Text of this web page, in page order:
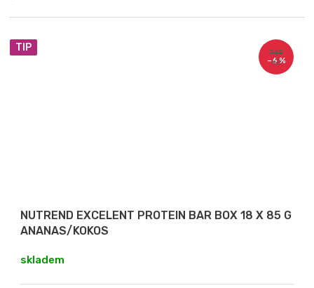
TIP
749
Kč
–6 %
NUTREND EXCELENT PROTEIN BAR BOX 18 X 85 G
ANANAS/KOKOS
skladem